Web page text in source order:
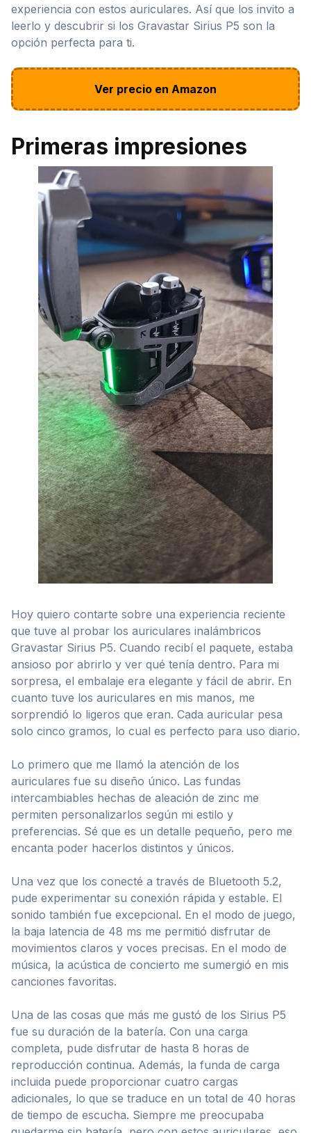
experiencia con estos auriculares. Así que los invito a
leerlo y descubrir si los Gravastar Sirius P5 son la
opción perfecta para ti.
Ver precio en Amazon
Primeras impresiones
Hoy quiero contarte sobre una experiencia reciente
que tuve al probar los auriculares inalámbricos
Gravastar Sirius P5. Cuando recibí el paquete, estaba
ansioso por abrirlo y ver qué tenía dentro. Para mi
sorpresa, el embalaje era elegante y fácil de abrir. En
cuanto tuve los auriculares en mis manos, me
sorprendió lo ligeros que eran. Cada auricular pesa
solo cinco gramos, lo cual es perfecto para uso diario.
Lo primero que me llamó la atención de los
auriculares fue su diseño único. Las fundas
intercambiables hechas de aleación de zinc me
permiten personalizarlos según mi estilo y
preferencias. Sé que es un detalle pequeño, pero me
encanta poder hacerlos distintos y únicos.
Una vez que los conecté a través de Bluetooth 5.2,
pude experimentar su conexión rápida y estable. El
sonido también fue excepcional. En el modo de juego,
la baja latencia de 48 ms me permitió disfrutar de
movimientos claros y voces precisas. En el modo de
música, la acústica de concierto me sumergió en mis
canciones favoritas.
Una de las cosas que más me gustó de los Sirius P5
fue su duración de la batería. Con una carga
completa, pude disfrutar de hasta 8 horas de
reproducción continua. Además, la funda de carga
incluida puede proporcionar cuatro cargas
adicionales, lo que se traduce en un total de 40 horas
de tiempo de escucha. Siempre me preocupaba